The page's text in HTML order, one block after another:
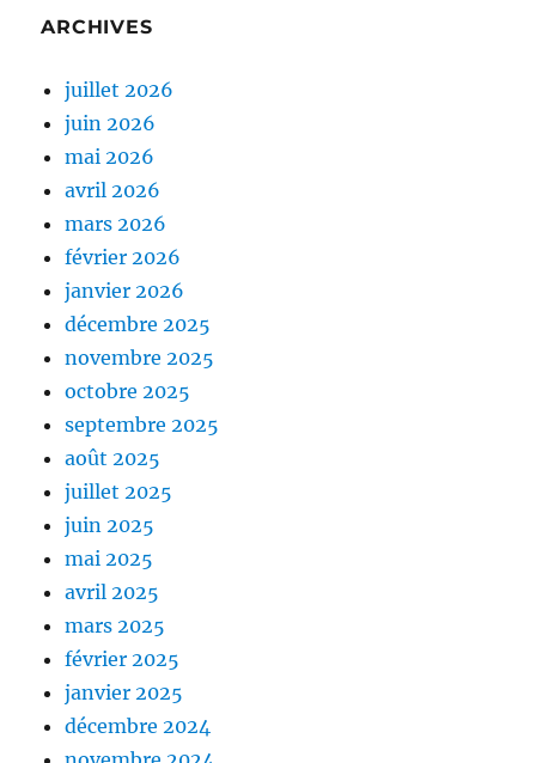
ARCHIVES
juillet 2026
juin 2026
mai 2026
avril 2026
mars 2026
février 2026
janvier 2026
décembre 2025
novembre 2025
octobre 2025
septembre 2025
août 2025
juillet 2025
juin 2025
mai 2025
avril 2025
mars 2025
février 2025
janvier 2025
décembre 2024